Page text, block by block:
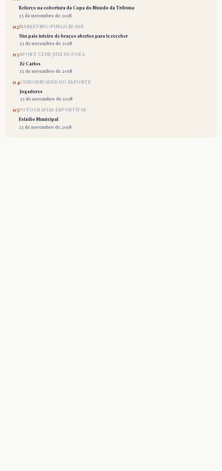
Reforço na cobertura da Copa do Mundo da Tribuna
25 de novembro de 2018
02MARKETING-PUBLICIDADE
Um país inteiro de braços abertos para te receber
25 de novembro de 2018
03SPORT CLUB JUIZ DE FORA
Zé Carlos
25 de novembro de 2018
04CURIOSIDADES DO ESPORTE
Jogadores
25 de novembro de 2018
05FOTOGRAFIAS ESPORTIVAS
Estádio Municipal
25 de novembro de 2018